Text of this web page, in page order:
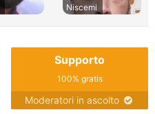
Niscemi
Supporto
100% gratis
Moderatori in ascolto